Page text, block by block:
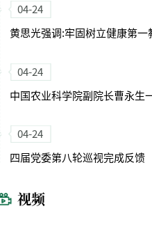
04-24
04-24
中国农业科学院副院长曹永生
04-24
四届党委第八轮巡视完成反馈
视频